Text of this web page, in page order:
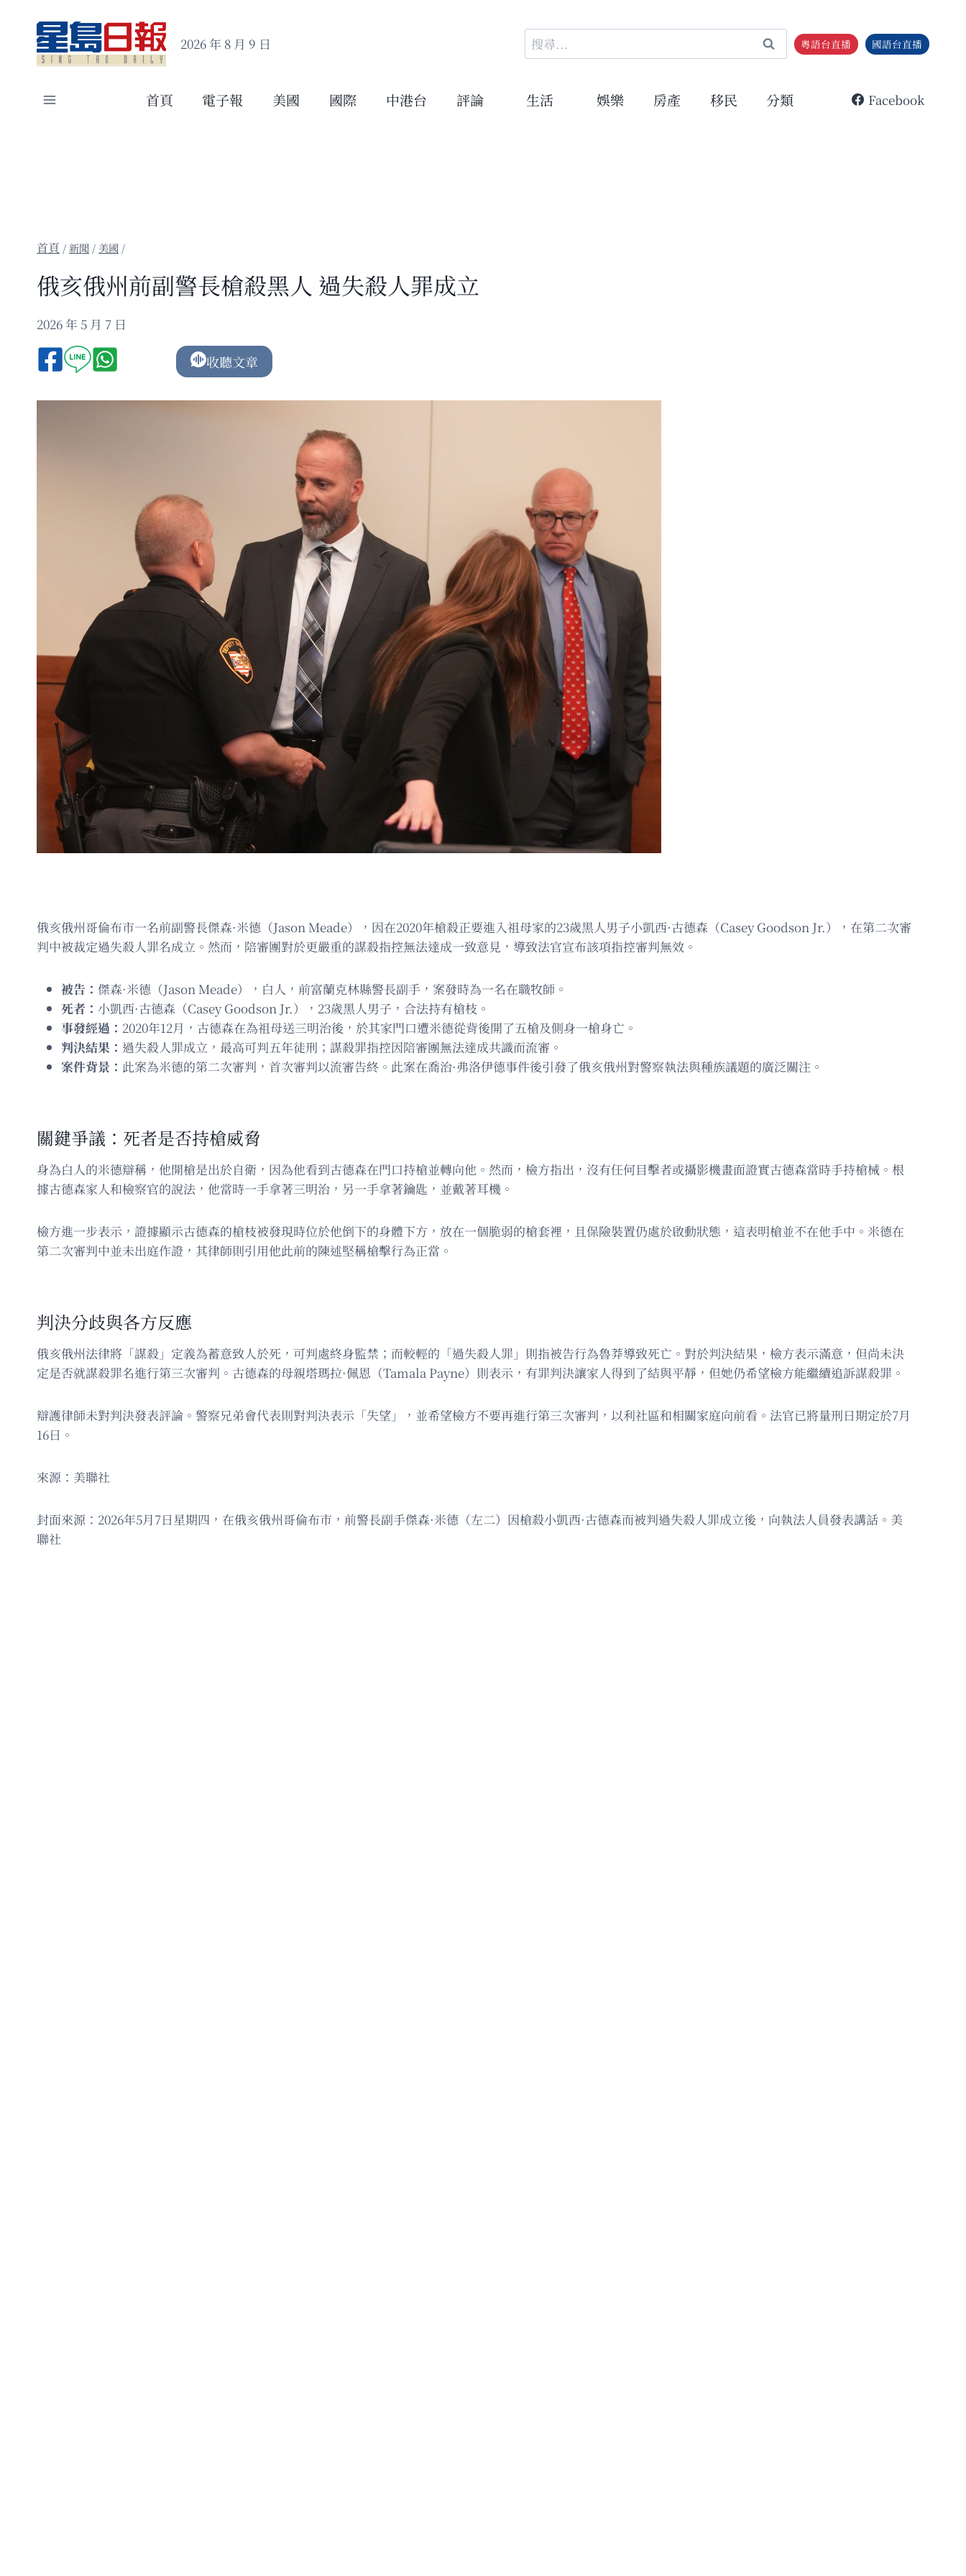
content
2026 年 8 月 9 日
搜
尋
鍵
粵語台直播 國語台直播
首頁 電子報 美國 國際 中港台 評論 生活 娛樂 房產 移民 分類 Facebook
/新聞 / 美國 /
俄亥俄州前副警長槍殺黑人 過失殺人罪成立
2026 年 5 月 7 日
收聽文章
俄亥俄州哥倫布市一名前副警長傑森·米德（Jason Meade），因在2020年槍殺正要進入祖母家的23歲黑人男子小凱西·古德森（Casey Goodson Jr.），在第二次審
判中被裁定過失殺人罪名成立。然而，陪審團對於更嚴重的謀殺指控無法達成一致意見，導致法官宣布該項指控審判無效。
被告： 傑森·米德（Jason Meade），白人，前富蘭克林縣警長副手，案發時為一名在職牧師。
死者： 小凱西·古德森（Casey Goodson Jr.），23歲黑人男子，合法持有槍枝。
事發經過： 2020年12月，古德森在為祖母送三明治後，於其家門口遭米德從背後開了五槍及側身一槍身亡。
判決結果： 過失殺人罪成立，最高可判五年徒刑；謀殺罪指控因陪審團無法達成共識而流審。
案件背景： 此案為米德的第二次審判，首次審判以流審告終。此案在喬治·弗洛伊德事件後引發了俄亥俄州對警察執法與種族議題的廣泛關注。
關鍵爭議：死者是否持槍威脅
身為白人的米德辯稱，他開槍是出於自衛，因為他看到古德森在門口持槍並轉向他。然而，檢方指出，沒有任何目擊者或攝影機畫面證實古德森當時手持槍械。根
據古德森家人和檢察官的說法，他當時一手拿著三明治，另一手拿著鑰匙，並戴著耳機。
檢方進一步表示，證據顯示古德森的槍枝被發現時位於他倒下的身體下方，放在一個脆弱的槍套裡，且保險裝置仍處於啟動狀態，這表明槍並不在他手中。米德在
第二次審判中並未出庭作證，其律師則引用他此前的陳述堅稱槍擊行為正當。
判決分歧與各方反應
俄亥俄州法律將「謀殺」定義為蓄意致人於死，可判處終身監禁；而較輕的「過失殺人罪」則指被告行為魯莽導致死亡。對於判決結果，檢方表示滿意，但尚未決
定是否就謀殺罪名進行第三次審判。古德森的母親塔瑪拉·佩恩（Tamala Payne）則表示，有罪判決讓家人得到了結與平靜，但她仍希望檢方能繼續追訴謀殺罪。
辯護律師未對判決發表評論。警察兄弟會代表則對判決表示「失望」，並希望檢方不要再進行第三次審判，以利社區和相關家庭向前看。法官已將量刑日期定於7月
16日。
來源：美聯社
封面來源：2026年5月7日星期四，在俄亥俄州哥倫布市，前警長副手傑森·米德（左二）因槍殺小凱西·古德森而被判過失殺人罪成立後，向執法人員發表講話。美
聯社